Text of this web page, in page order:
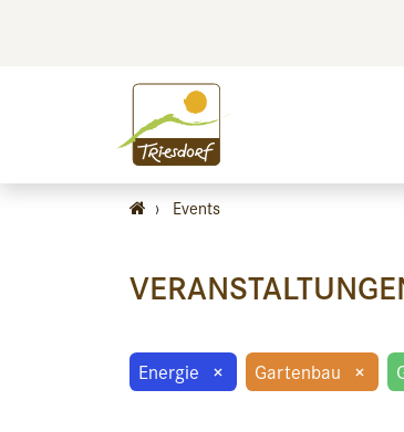
› Events
Energie × Gartenbau ×